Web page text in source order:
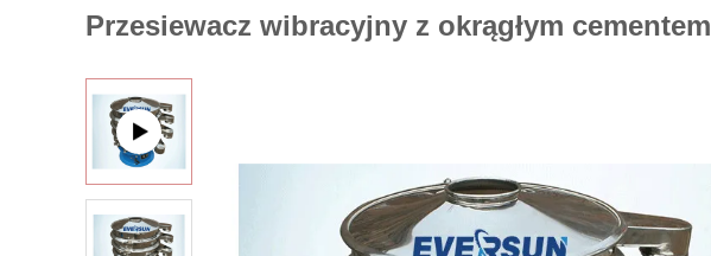
Przesiewacz wibracyjny z okrągłym cementem